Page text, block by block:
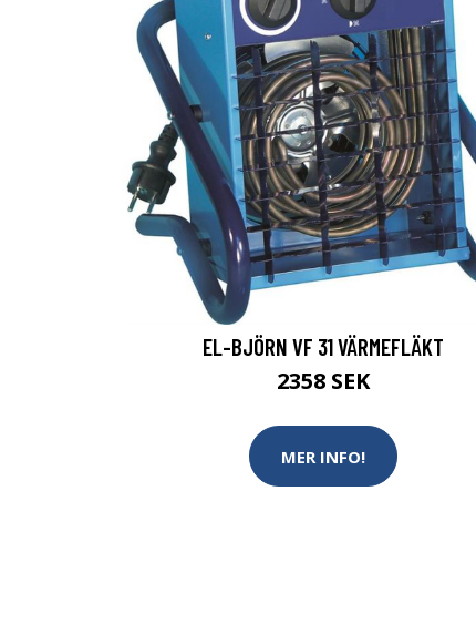
EL-BJÖRN VF 31 VÄRMEFLÄKT
2358 SEK
MER INFO!